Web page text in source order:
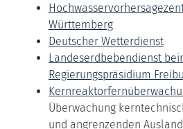
Württemberg
Deutscher Wetterdienst
Landeserdbebendienst
Regierungspräsidium
Überwachung
und angrenzenden Ausland